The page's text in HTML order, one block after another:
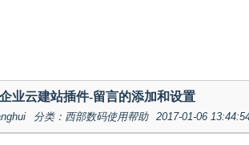
业云建站插件-留言的添加和设置
分类：西部数码使用帮助 2017-01-06